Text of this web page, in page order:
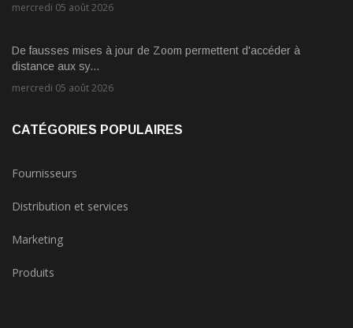
mercredi 05 août 2026
De fausses mises à jour de Zoom permettent d'accéder à
distance aux sy...
mercredi 05 août 2026
CATÉGORIES POPULAIRES
Fournisseurs
Distribution et services
Marketing
Produits